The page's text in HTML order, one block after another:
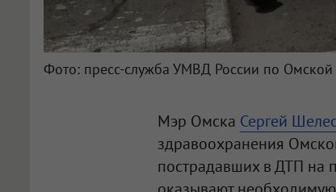
Фото: пресс-служба УМВД России по Омской
Мэр Омска Сергей
здравоохранения
пострадавших в ДТП на